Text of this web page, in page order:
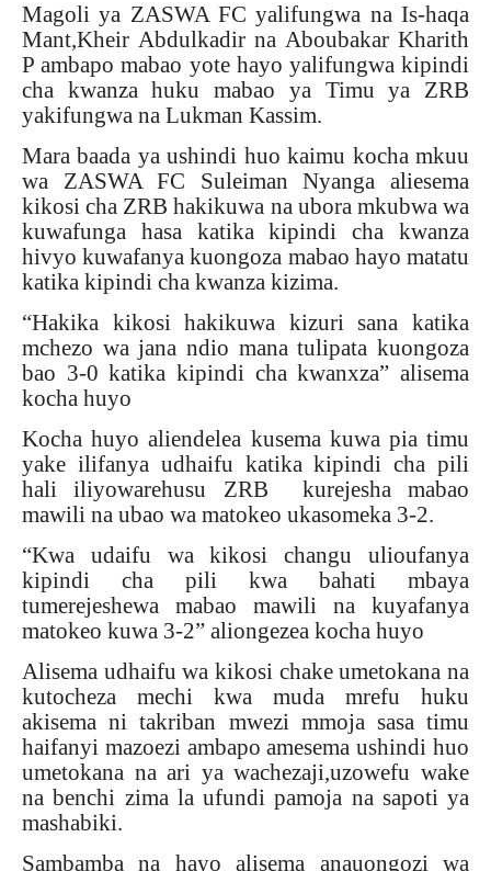
Magoli ya ZASWA FC yalifungwa na Is-haqa
Mant,Kheir Abdulkadir na Aboubakar Kharith
P ambapo mabao yote hayo yalifungwa kipindi
cha kwanza huku mabao ya Timu ya ZRB
yakifungwa na Lukman Kassim.
Mara baada ya ushindi huo kaimu kocha mkuu
wa ZASWA FC Suleiman Nyanga aliesema
kikosi cha ZRB hakikuwa na ubora mkubwa wa
kuwafunga hasa katika kipindi cha kwanza
hivyo kuwafanya kuongoza mabao hayo matatu
katika kipindi cha kwanza kizima.
“Hakika kikosi hakikuwa kizuri sana katika
mchezo wa jana ndio mana tulipata kuongoza
bao 3-0 katika kipindi cha kwanxza” alisema
kocha huyo
Kocha huyo aliendelea kusema kuwa pia timu
yake ilifanya udhaifu katika kipindi cha pili
hali iliyowarehusu ZRB
kurejesha mabao
mawili na ubao wa matokeo ukasomeka 3-2.
“Kwa udaifu wa kikosi changu ulioufanya
kipindi cha pili kwa bahati mbaya
tumerejeshewa mabao mawili na kuyafanya
matokeo kuwa 3-2” aliongezea kocha huyo
Alisema udhaifu wa kikosi chake umetokana na
kutocheza mechi kwa muda mrefu huku
akisema ni takriban mwezi mmoja sasa timu
haifanyi mazoezi ambapo amesema ushindi huo
umetokana na ari ya wachezaji,uzowefu wake
na benchi zima la ufundi pamoja na sapoti ya
mashabiki.
Sambamba na hayo alisema anauongozi wa